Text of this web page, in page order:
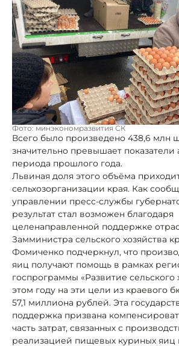
Фото: минэкономразвития СК
Всего было произведено 438,6 млн
значительно превышает показатели
периода прошлого года.
Львиная доля этого объёма
сельхозорганизации края. Как
управлении пресс-службы
результат стал возможен благодаря
целенаправленной поддержке
Замминистра сельского хозяйства
Фомиченко подчеркнул, что
яиц получают помощь в рамках
госпрограммы «Развитие сельского
этом году на эти цели из краевого
57,1 миллиона рублей. Эта
поддержка призвана
часть затрат, связанных с
реализацией пищевых куриных яиц